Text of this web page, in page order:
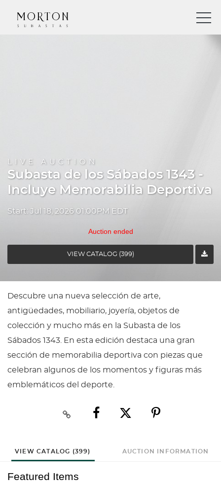
LIVE AUCTION
Subasta de los Sábados 1343 -
Incluye Memorabilia Deportiva
Start: Jul 18, 2026 01:00PM EDT
Auction ended
VIEW CATALOG (399)
Descubre una nueva selección de arte,
antigüedades, mobiliario, joyería, objetos de
colección y mucho más en la Subasta de los
Sábados 1343. En esta edición destaca una gran
sección de memorabilia deportiva con piezas que
celebran algunos de los momentos y figuras más
emblemáticos del deporte.
VIEW CATALOG (399) AUCTION INFORMATION
Featured Items